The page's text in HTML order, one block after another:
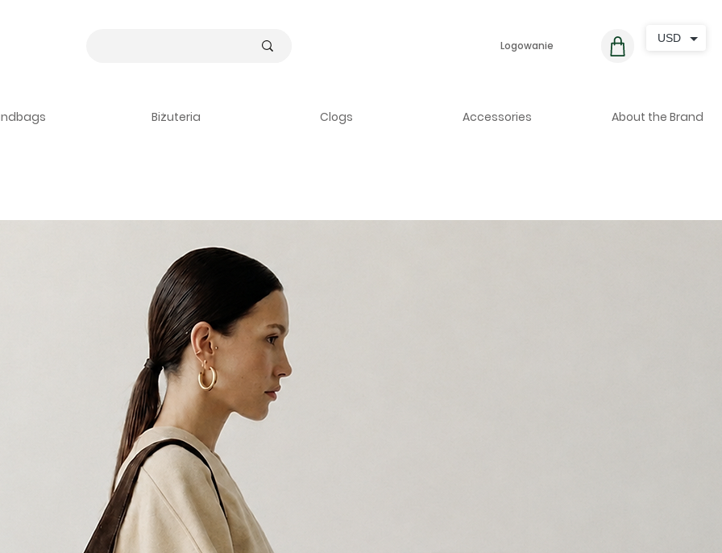
Logowanie
Biżuteria Clogs Accessories About the Brand
USD